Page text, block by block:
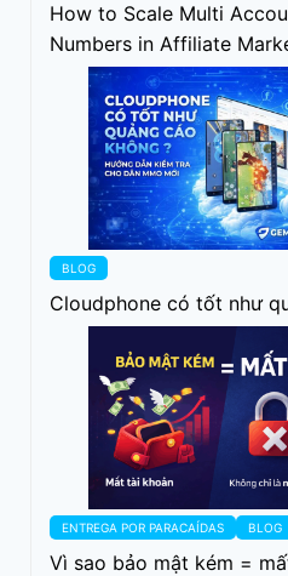
How to Scale Multi
Numbers in Affiliate
BLOG
Cloudphone có tốt như
ENTREGA POR PARACAÍDAS BLOG
Vì sao bảo mật kém =